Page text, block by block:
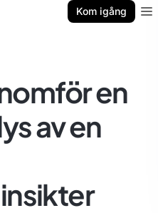
Kom igång
en
av en